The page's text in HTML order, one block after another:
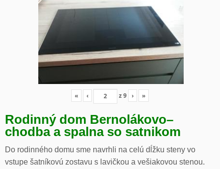
« ‹ z9 › »
Rodinný dom Bernolákovo–
chodba a spalna so satnikom
Do rodinného domu sme navrhli na celú dĺžku steny vo
vstupe šatníkovú zostavu s lavičkou a vešiakovou stenou.